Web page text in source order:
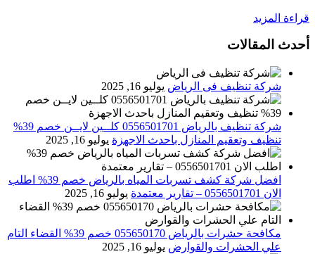
قراءة المزيد
أحدث المقالات
شركة تنظيف فى الرياض يوليو 16, 2025
شركة تنظيف بالرياض 0556501701 كلــين لايــن خصم 39%
تنظيف وتعقيم المنازل باحدث الاجهزة يوليو 16, 2025
افضل شركة كشف تسربات المياه بالرياض خصم 39% اطلب
الان 0556501701‬‏ – تقارير معتمدة
يوليو 16, 2025
مكافحة حشرات بالرياض 055650170 خصم 39% القضاء التام
علي الحشرات والقوارض يوليو 16, 2025